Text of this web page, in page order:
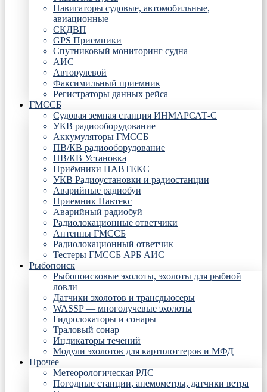
Навигаторы судовые, автомобильные,
авиационные
СКДВП
GPS Приемники
Спутниковый мониторинг судна
АИС
Авторулевой
Факсимильный приемник
Регистраторы данных рейса
ГМССБ
Судовая земная станция ИНМАРСАТ-С
УКВ радиооборудование
Аккумуляторы ГМССБ
ПВ/КВ радиооборудование
ПВ/КВ Установка
Приёмники НАВТЕКС
УКВ Радиоустановки и радиостанции
Аварийные радиобуи
Приемник Навтекс
Аварийный радиобуй
Радиолокационные ответчики
Антенны ГМССБ
Радиолокационный ответчик
Тестеры ГМССБ АРБ АИС
Рыбопоиск
Рыбопоисковые эхолоты, эхолоты для рыбной
ловли
Датчики эхолотов и трансдьюсеры
WASSP — многолучевые эхолоты
Гидролокаторы и сонары
Траловый сонар
Индикаторы течений
Модули эхолотов для картплоттеров и МФД
Прочее
Метеорологическая РЛС
Погодные станции, анемометры, датчики ветра